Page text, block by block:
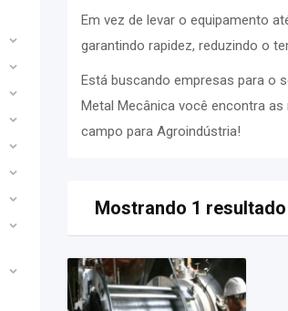
Em vez de levar o equipamento
garantindo rapidez, reduzindo o
Está buscando empresas para o
Metal Mecânica você encontra
campo para Agroindústria!
Mostrando 1 resultado